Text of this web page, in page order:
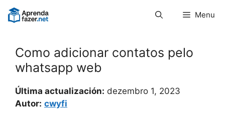
Pular
para
Menu
Como adicionar contatos pelo
whatsapp web
Última actualización: dezembro 1, 2023
Autor: cwyfi